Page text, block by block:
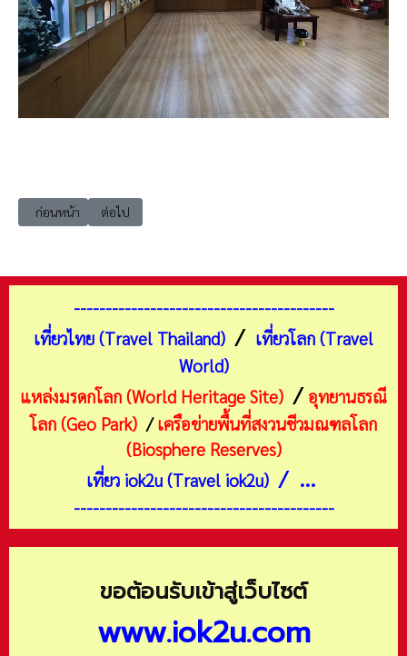
เนื้อหาก่อนหน้า: เที่ยวฉะเชิงเทรา เมือง ตลาดบ้านใหม่ ศาลเจ้าอาม้า (A Ma
ก่อนหน้า เนื้อหาถัดไป: เที่ยวชลบุรี บางละมุง เกาะล้าน (Koh Larn)
ต่อไป
-----------------------------------------
เที่ยวไทย (Travel Thailand) / เที่ยวโลก (Travel
World)
แหล่งมรดกโลก (World Heritage Site) /อุทยานธรณี
โลก (Geo Park) /เครือข่ายพื้นที่สงวนชีวมณฑลโลก
(Biosphere Reserves)
เที่ยว iok2u (Travel iok2u) / ...
-----------------------------------------
ขอต้อนรับเข้าสู่เว็บไซต์
www.iok2u.com